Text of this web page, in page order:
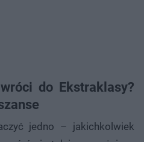
do Ekstraklasy?
jedno – jakichkolwiek